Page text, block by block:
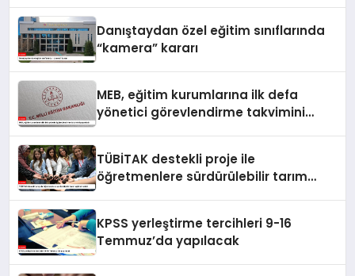
Danıştaydan özel eğitim sınıflarında
“kamera” kararı
MEB, eğitim kurumlarına ilk defa
yönetici görevlendirme takvimini
TÜBİTAK destekli proje ile
öğretmenlere sürdürülebilir tarım
KPSS yerleştirme tercihleri 9-16
Temmuz’da yapılacak